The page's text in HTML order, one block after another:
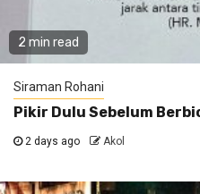
2 min read
Siraman Rohani
Pikir Dulu Sebelum
2 days ago Akol